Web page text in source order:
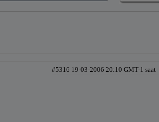
#5316 19-03-2006 20:10 GMT-1 saat